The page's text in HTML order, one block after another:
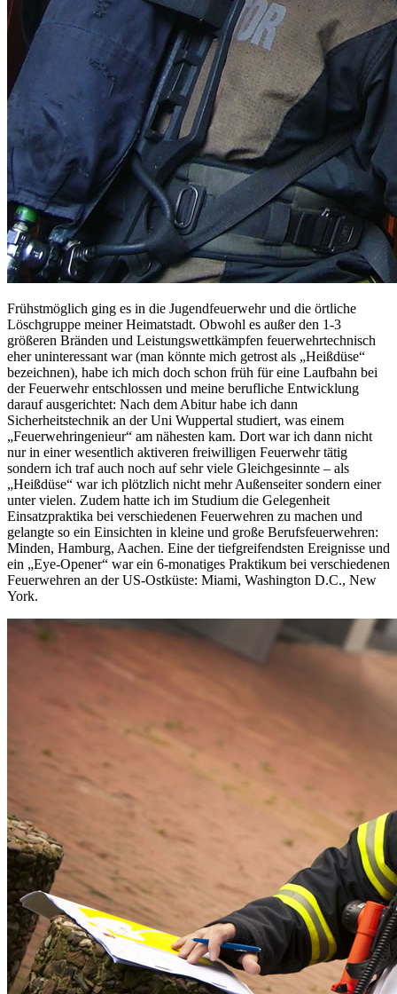
Frühstmöglich ging es in die Jugendfeuerwehr und die örtliche
Löschgruppe meiner Heimatstadt. Obwohl es außer den 1-3
größeren Bränden und Leistungswettkämpfen feuerwehrtechnisch
eher uninteressant war (man könnte mich getrost als „Heißdüse“
bezeichnen), habe ich mich doch schon früh für eine Laufbahn bei
der Feuerwehr entschlossen und meine berufliche Entwicklung
darauf ausgerichtet: Nach dem Abitur habe ich dann
Sicherheitstechnik an der Uni Wuppertal studiert, was einem
„Feuerwehringenieur“ am nähesten kam. Dort war ich dann nicht
nur in einer wesentlich aktiveren freiwilligen Feuerwehr tätig
sondern ich traf auch noch auf sehr viele Gleichgesinnte – als
„Heißdüse“ war ich plötzlich nicht mehr Außenseiter sondern einer
unter vielen. Zudem hatte ich im Studium die Gelegenheit
Einsatzpraktika bei verschiedenen Feuerwehren zu machen und
gelangte so ein Einsichten in kleine und große Berufsfeuerwehren:
Minden, Hamburg, Aachen. Eine der tiefgreifendsten Ereignisse und
ein „Eye-Opener“ war ein 6-monatiges Praktikum bei verschiedenen
Feuerwehren an der US-Ostküste: Miami, Washington D.C., New
York.